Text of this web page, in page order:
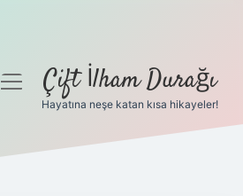
menüyüÇift İlham Durağı
Hayatına neşe katan kısa hikayeler!